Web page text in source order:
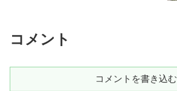
コメント
コメントを書き込む